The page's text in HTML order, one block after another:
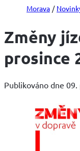
Morava
Změny
prosince
Publikováno dne